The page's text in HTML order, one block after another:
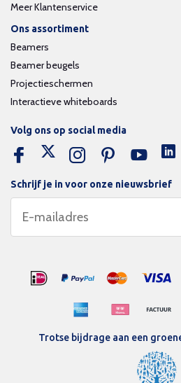
Meer Klantenservice
Ons assortiment
Beamers
Beamer beugels
Projectieschermen
Interactieve whiteboards
Schrijf je in voor onze nieuwsbrief
Volg ons op social media
Trotse bijdrage aan een